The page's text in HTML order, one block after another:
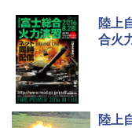
陸上
合火
陸上